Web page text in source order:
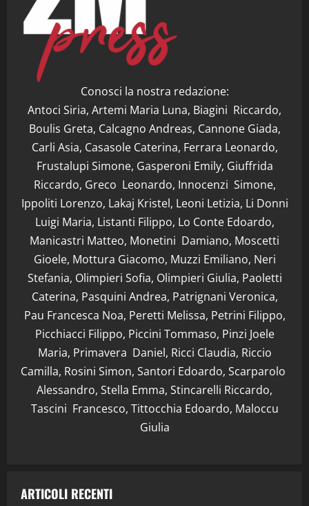
Conosci la nostra redazione:
Antoci Siria, Artemi Maria Luna, Biagini Riccardo,
Boulis Greta, Calcagno Andreas, Cannone Giada,
Carli Asia, Casasole Caterina, Ferrara Leonardo,
Frustalupi Simone, Gasperoni Emily, Giuffrida
Riccardo, Greco Leonardo, Innocenzi Simone,
Ippoliti Lorenzo, Lakaj Kristel, Leoni Letizia, Li Donni
Luigi Maria, Listanti Filippo, Lo Conte Edoardo,
Manicastri Matteo, Monetini Damiano, Moscetti
Gioele, Mottura Giacomo, Muzzi Emiliano, Neri
Stefania, Olimpieri Sofia, Olimpieri Giulia, Paoletti
Caterina, Pasquini Andrea, Patrignani Veronica,
Pau Francesca Noa, Peretti Melissa, Petrini Filippo,
Picchiacci Filippo, Piccini Tommaso, Pinzi Joele
Maria, Primavera Daniel, Ricci Claudia, Riccio
Camilla, Rosini Simon, Santori Edoardo, Scarparolo
Alessandro, Stella Emma, Stincarelli Riccardo,
Tascini Francesco, Tittocchia Edoardo, Maloccu
Giulia
ARTICOLI RECENTI